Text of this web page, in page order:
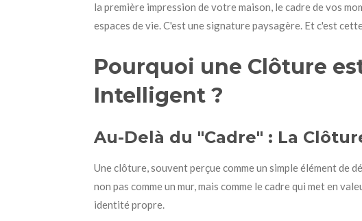
la première impression de votre maison, le cadre de vos
espaces de vie. C'est une signature paysagère. Et c'est
Pourquoi une Clôture
Intelligent ?
Au-Delà du "Cadre" : La
Une clôture, souvent perçue comme un simple élément
non pas comme un mur, mais comme le cadre qui met en
identité propre.